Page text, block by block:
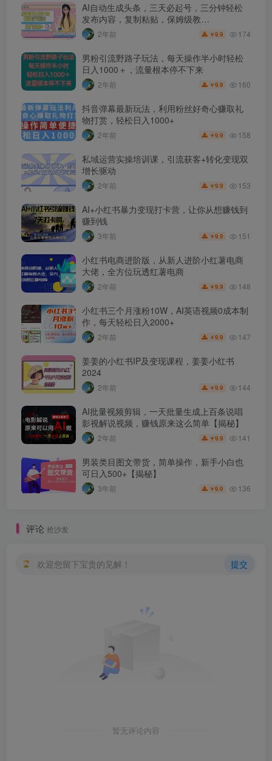
AI自动生成头条，三天必起号，三分钟轻松
发布内容，复制粘贴，保姆级教…
2年前 ￥9.9 174
男粉引流野路子玩法，每天操作半小时轻松
日入1000＋，流量根本停不下来
2年前 ￥9.9 160
抖音弹幕最新玩法，利用粉丝好奇心赚取礼
物打赏，轻松日入1000+
2年前 ￥9.9 158
私域运营实操培训课，引流获客+转化变现双
增长驱动
2年前 ￥9.9 153
AI+小红书暴力变现打卡营，让你从想赚钱到
赚到钱
3年前 ￥9.9 151
小红书电商进阶版，从新人进阶小红薯电商
大佬，全方位玩透红薯电商
2年前 ￥9.9 148
小红书三个月涨粉10W，AI英语视频0成本制
作，每天轻松日入2000+
2年前 ￥9.9 147
姜姜的小红书IP及变现课程，姜姜小红书
2024
2年前 ￥9.9 144
AI批量视频剪辑，一天批量生成上百条说唱
影视解说视频，赚钱原来这么简单【揭秘】
2年前 ￥9.9 141
男装类目图文带货，简单操作，新手小白也
可日入500+【揭秘】
3年前 ￥9.9 136
评论 抢沙发
欢迎您留下宝贵的见解！ 提交
暂无评论内容